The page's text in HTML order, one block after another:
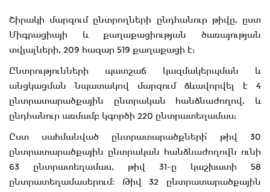
Շիրակի մարզում ընտրողների ընդհանուր թիվը, ըստ
Միգրացիայի և քաղաքացիության ծառայության
տվյալների, 209 հազար 519 քաղաքացի է:
Ընտրությունների պատշաճ կազմակերպման և
անցկացման նպատակով մարզում ձևավորվել է 4
ընտրատարածքային ընտրական հանձնաժողով, և
ընդհանուր առմամբ կգործի 220 ընտրատեղամաս:
Ըստ սահմանված ընտրատարածքների՝ թիվ 30
ընտրատարածքային ընտրական հանձնաժողովն ունի
63 ընտրատեղամաս, թիվ 31-ը կաշխատի 58
ընտրատեղամասերում։ Թիվ 32 ընտրատարածքային